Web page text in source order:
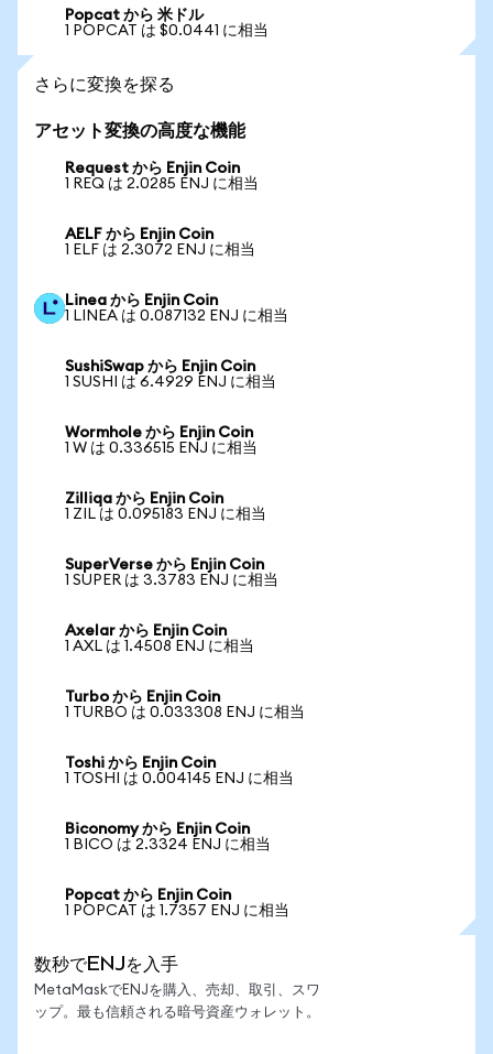
Popcat から 米ドル
1 POPCAT は $0.0441 に相当
さらに変換を探る
アセット変換の高度な機能
Request から Enjin Coin
1 REQ は 2.0285 ENJ に相当
AELF から Enjin Coin
1 ELF は 2.3072 ENJ に相当
Linea から Enjin Coin
1 LINEA は 0.087132 ENJ に相当
SushiSwap から Enjin Coin
1 SUSHI は 6.4929 ENJ に相当
Wormhole から Enjin Coin
1 W は 0.336515 ENJ に相当
Zilliqa から Enjin Coin
1 ZIL は 0.095183 ENJ に相当
SuperVerse から Enjin Coin
1 SUPER は 3.3783 ENJ に相当
Axelar から Enjin Coin
1 AXL は 1.4508 ENJ に相当
Turbo から Enjin Coin
1 TURBO は 0.033308 ENJ に相当
Toshi から Enjin Coin
1 TOSHI は 0.004145 ENJ に相当
Biconomy から Enjin Coin
1 BICO は 2.3324 ENJ に相当
Popcat から Enjin Coin
1 POPCAT は 1.7357 ENJ に相当
数秒でENJを入手
MetaMaskでENJを購入、売却、取引、スワ
ップ。最も信頼される暗号資産ウォレット。